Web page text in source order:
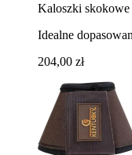
Kaloszki
Idealne
204,00 zł